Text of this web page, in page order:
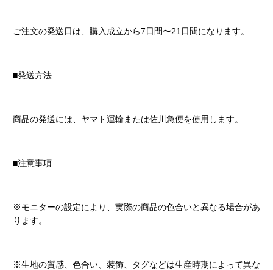
ご注文の発送日は、購入成立から7日間〜21日間になります。
■発送方法
商品の発送には、ヤマト運輸または佐川急便を使用します。
■注意事項
※モニターの設定により、実際の商品の色合いと異なる場合があ
ります。
※生地の質感、色合い、装飾、タグなどは生産時期によって異な